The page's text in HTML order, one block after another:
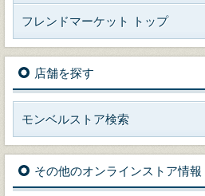
フレンドマーケット トップ
店舗を探す
モンベルストア検索
その他のオンラインストア情報